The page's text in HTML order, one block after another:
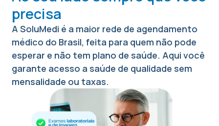
precisa
A SoluMedi é a maior rede de agendamento
médico do Brasil, feita para quem não pode
esperar e não tem plano de saúde. Aqui você
garante acesso a saúde de qualidade sem
mensalidade ou taxas.